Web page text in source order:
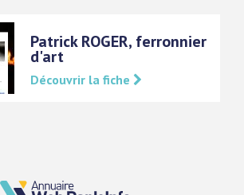
Patrick ROGER, ferronnier
d'art
Découvrir la fiche